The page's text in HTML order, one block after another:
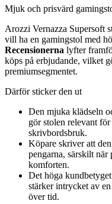
Mjuk och prisvärd
Arozzi Vernazza Supersoft
vill ha en gamingstol med
Recensionerna lyfter
köps på erbjudande, vilket
premiumsegmentet.
Därför sticker den ut
Den mjuka klädseln
gör stolen relevant
skrivbordsbruk.
Köpare skriver att
pengarna, särskilt
komforten.
Det höga
stärker intrycket av
över tid.